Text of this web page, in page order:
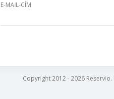
E-MAIL-CÍM
Copyright 2012 - 2026